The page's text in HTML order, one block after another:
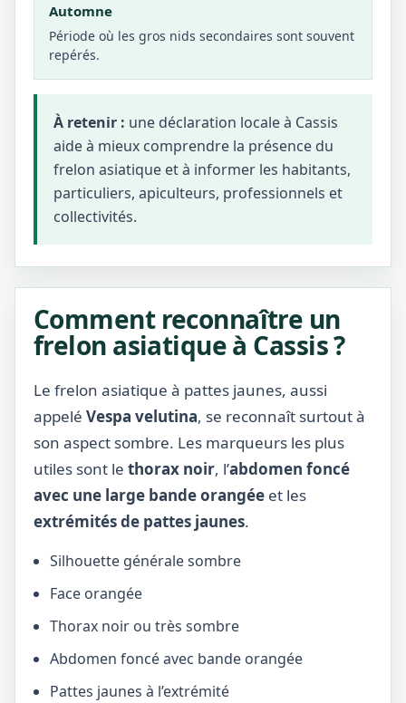
Automne
Période où les gros nids secondaires sont souvent
repérés.
À retenir : une déclaration locale à Cassis
aide à mieux comprendre la présence du
frelon asiatique et à informer les habitants,
particuliers, apiculteurs, professionnels et
collectivités.
Comment reconnaître un
frelon asiatique à Cassis ?
Le frelon asiatique à pattes jaunes, aussi
appelé Vespa velutina, se reconnaît surtout à
son aspect sombre. Les marqueurs les plus
utiles sont le thorax noir, l’abdomen foncé
avec une large bande orangée et les
extrémités de pattes jaunes.
Silhouette générale sombre
Face orangée
Thorax noir ou très sombre
Abdomen foncé avec bande orangée
Pattes jaunes à l’extrémité